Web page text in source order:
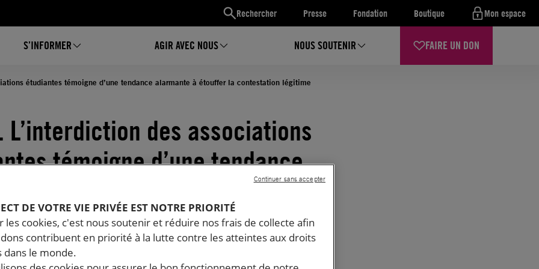
Rechercher Presse Fondation Boutique Mon espace
S’INFORMER AGIR AVEC NOUS NOUS SOUTENIR FAIRE UN DON
étudiantes témoigne d’une tendance alarmante à étouffer la contestation légitime
L’interdiction des associations
témoigne d’une tendance
à étouffer la contestation
Temps de lecture estimé : 2 minutes
D'ASSOCIATION
DE VOTRE VIE PRIVÉE EST NOTRE PRIORITÉ
les cookies, c'est nous soutenir et réduire nos frais de collecte afin
contribuent en priorité à la lutte contre les atteintes aux droits
dans le monde.
Continuer sans accepter